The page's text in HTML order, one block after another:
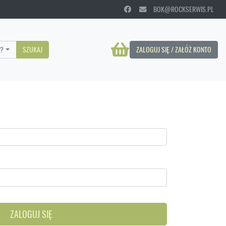
BOK@ROCKSERWIS.PL
ZALOGUJ SIĘ / ZAŁÓŻ KONTO
SZUKAJ
ZALOGUJ SIĘ